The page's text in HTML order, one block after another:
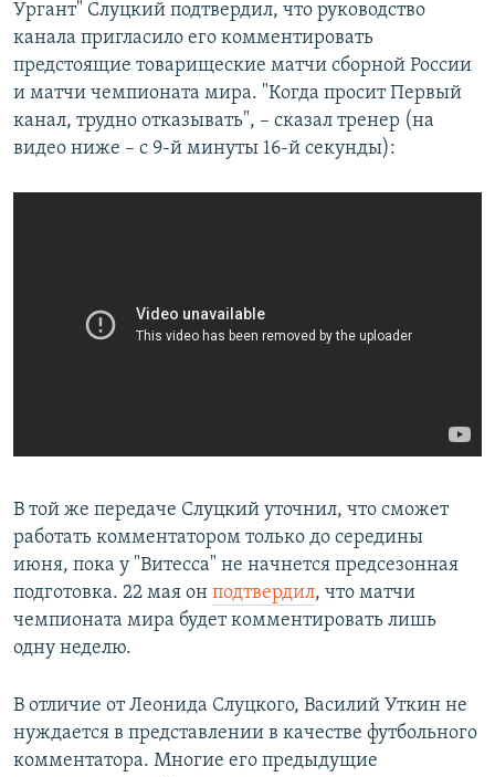
Ургант" Слуцкий подтвердил, что руководство
канала пригласило его комментировать
предстоящие товарищеские матчи сборной России
и матчи чемпионата мира. "Когда просит Первый
канал, трудно отказывать", – сказал тренер (на
видео ниже – с 9-й минуты 16-й секунды):
В той же передаче Слуцкий уточнил, что сможет
работать комментатором только до середины
июня, пока у "Витесса" не начнется предсезонная
подготовка. 22 мая он подтвердил, что матчи
чемпионата мира будет комментировать лишь
одну неделю.
В отличие от Леонида Слуцкого, Василий Уткин не
нуждается в представлении в качестве футбольного
комментатора. Многие его предыдущие